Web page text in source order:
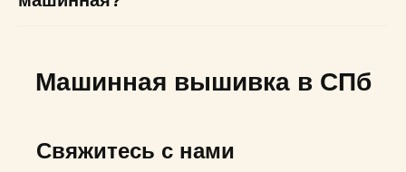
Машинная вышивка в СПб
Свяжитесь с нами